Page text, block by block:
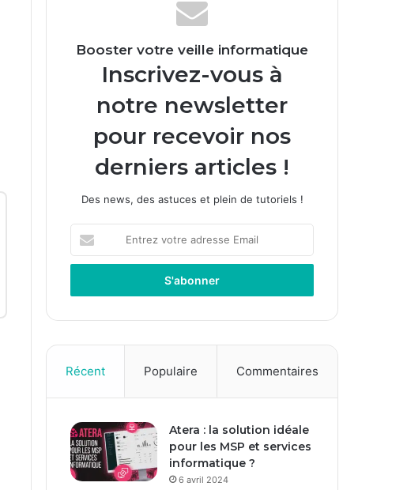
Booster votre veille informatique
Inscrivez-vous à
notre newsletter
pour recevoir nos
derniers articles !
Des news, des astuces et plein de tutoriels !
votre
adresse
Récent Populaire Commentaires
Atera : la solution idéale
pour les MSP et services
informatique ?
6 avril 2024